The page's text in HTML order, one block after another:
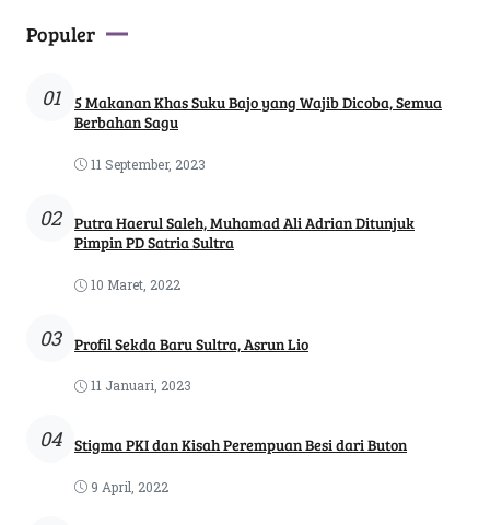
Populer
01
5 Makanan Khas Suku Bajo yang Wajib Dicoba, Semua
Berbahan Sagu
11 September, 2023
02
Putra Haerul Saleh, Muhamad Ali Adrian Ditunjuk
Pimpin PD Satria Sultra
10 Maret, 2022
03 Profil Sekda Baru Sultra, Asrun Lio
11 Januari, 2023
04 Stigma PKI dan Kisah Perempuan Besi dari Buton
9 April, 2022